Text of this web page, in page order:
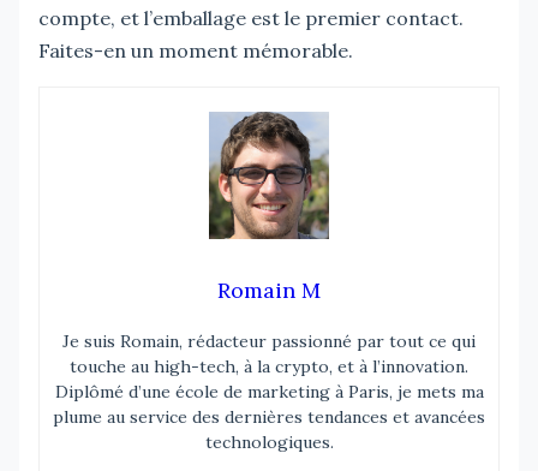
compte, et l’emballage est le premier contact.
Faites-en un moment mémorable.
Romain M
Je suis Romain, rédacteur passionné par tout ce qui
touche au high-tech, à la crypto, et à l’innovation.
Diplômé d’une école de marketing à Paris, je mets ma
plume au service des dernières tendances et avancées
technologiques.